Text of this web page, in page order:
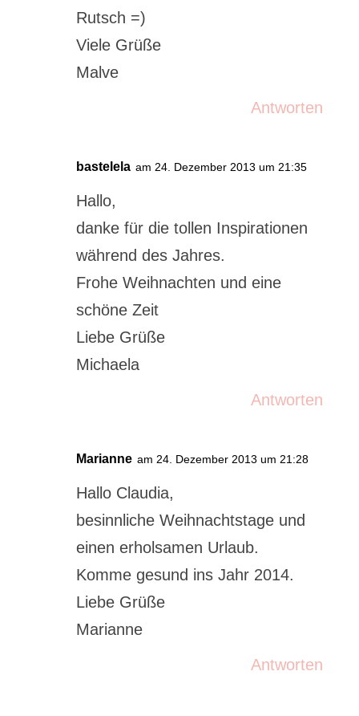
Rutsch =)
Viele Grüße
Malve
Antworten
bastelela am 24. Dezember 2013 um 21:35
Hallo,
danke für die tollen Inspirationen
während des Jahres.
Frohe Weihnachten und eine
schöne Zeit
Liebe Grüße
Michaela
Antworten
Marianne am 24. Dezember 2013 um 21:28
Hallo Claudia,
besinnliche Weihnachtstage und
einen erholsamen Urlaub.
Komme gesund ins Jahr 2014.
Liebe Grüße
Marianne
Antworten